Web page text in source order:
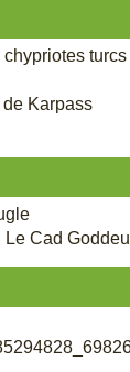
turcs
Karpass
Le Cad Goddeu